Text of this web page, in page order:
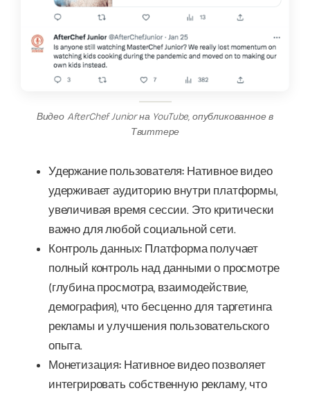
Видео AfterChef Junior на YouTube, опубликованное в
Твиттере
Удержание пользователя: Нативное видео
удерживает аудиторию внутри платформы,
увеличивая время сессии. Это критически
важно для любой социальной сети.
Контроль данных: Платформа получает
полный контроль над данными о просмотре
(глубина просмотра, взаимодействие,
демография), что бесценно для таргетинга
рекламы и улучшения пользовательского
опыта.
Монетизация:Нативное видео позволяет
интегрировать собственную рекламу, что